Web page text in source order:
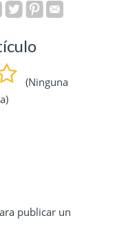
(Ninguna
publicar un